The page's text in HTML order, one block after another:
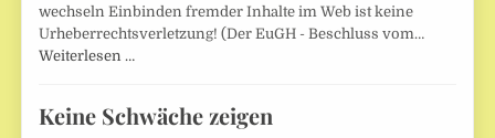
wechseln Einbinden fremder Inhalte im Web ist keine
Urheberrechtsverletzung! (Der EuGH - Beschluss vom…
Weiterlesen …
Keine Schwäche zeigen